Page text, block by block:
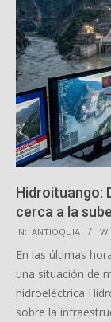
Hidroituango:
cerca a la
2026-
03-
IN: ANTIOQUIA
En las últimas
una situación de
hidroeléctrica
sobre la